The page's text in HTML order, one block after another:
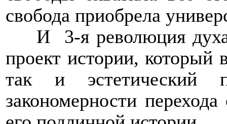
свобода приобрела
И
3-я революция
проект истории, который
так и эстетический
закономерности